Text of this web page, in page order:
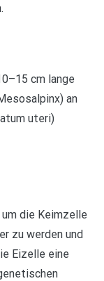
cm lange
an
uteri)
die Keimzelle
zu werden und
Eizelle eine